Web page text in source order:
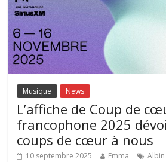
Musique News
L’affiche de Coup de
francophone 2025
coups de cœur à nous
10 septembre 2025 Emma